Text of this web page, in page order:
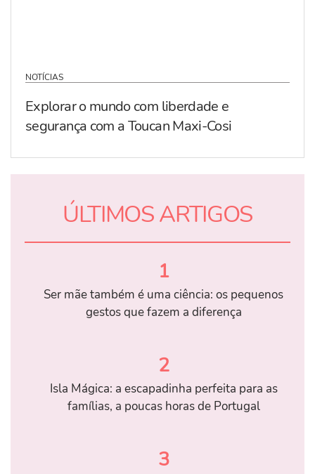
NOTÍCIAS
Explorar o mundo com liberdade e
segurança com a Toucan Maxi-Cosi
ÚLTIMOS ARTIGOS
1
Ser mãe também é uma ciência: os pequenos
gestos que fazem a diferença
2
Isla Mágica: a escapadinha perfeita para as
famílias, a poucas horas de Portugal
3